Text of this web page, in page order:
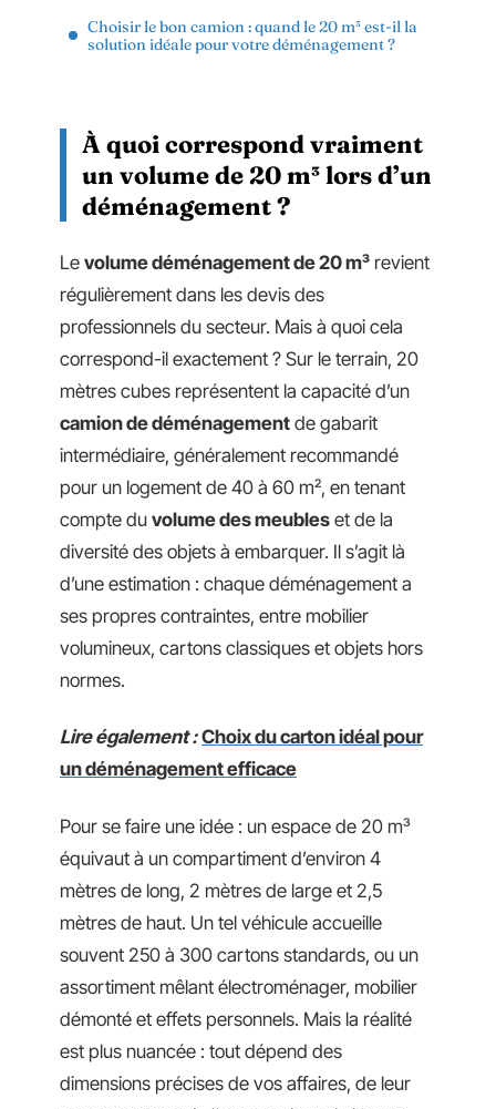
Choisir le bon camion : quand le 20 m³ est-il la
solution idéale pour votre déménagement ?
À quoi correspond vraiment
un volume de 20 m³ lors d’un
déménagement ?
Le volume déménagement de 20 m³ revient
régulièrement dans les devis des
professionnels du secteur. Mais à quoi cela
correspond-il exactement ? Sur le terrain, 20
mètres cubes représentent la capacité d’un
camion de déménagement de gabarit
intermédiaire, généralement recommandé
pour un logement de 40 à 60 m², en tenant
compte du volume des meubles et de la
diversité des objets à embarquer. Il s’agit là
d’une estimation : chaque déménagement a
ses propres contraintes, entre mobilier
volumineux, cartons classiques et objets hors
normes.
Lire également : Choix du carton idéal pour
un déménagement efficace
Pour se faire une idée : un espace de 20 m³
équivaut à un compartiment d’environ 4
mètres de long, 2 mètres de large et 2,5
mètres de haut. Un tel véhicule accueille
souvent 250 à 300 cartons standards, ou un
assortiment mêlant électroménager, mobilier
démonté et effets personnels. Mais la réalité
est plus nuancée : tout dépend des
dimensions précises de vos affaires, de leur